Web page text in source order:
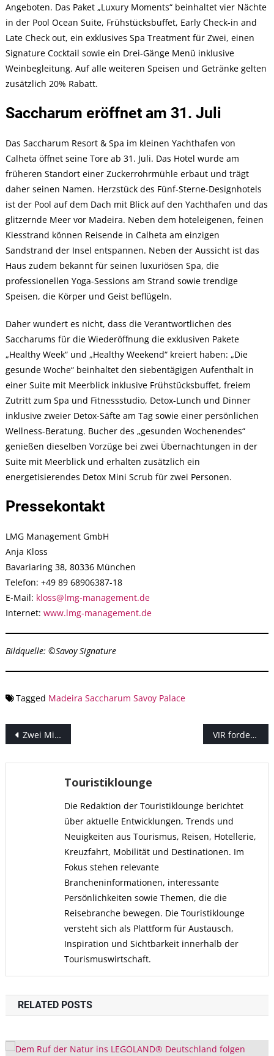
Angeboten. Das Paket „Luxury Moments“ beinhaltet vier Nächte
in der Pool Ocean Suite, Frühstücksbuffet, Early Check-in and
Late Check out, ein exklusives Spa Treatment für Zwei, einen
Signature Cocktail sowie ein Drei-Gänge Menü inklusive
Weinbegleitung. Auf alle weiteren Speisen und Getränke gelten
zusätzlich 20% Rabatt.
Saccharum eröffnet am 31. Juli
Das Saccharum Resort & Spa im kleinen Yachthafen von
Calheta öffnet seine Tore ab 31. Juli. Das Hotel wurde am
früheren Standort einer Zuckerrohrmühle erbaut und trägt
daher seinen Namen. Herzstück des Fünf-Sterne-Designhotels
ist der Pool auf dem Dach mit Blick auf den Yachthafen und das
glitzernde Meer vor Madeira. Neben dem hoteleigenen, feinen
Kiesstrand können Reisende in Calheta am einzigen
Sandstrand der Insel entspannen. Neben der Aussicht ist das
Haus zudem bekannt für seinen luxuriösen Spa, die
professionellen Yoga-Sessions am Strand sowie trendige
Speisen, die Körper und Geist beflügeln.
Daher wundert es nicht, dass die Verantwortlichen des
Saccharums für die Wiederöffnung die exklusiven Pakete
„Healthy Week“ und „Healthy Weekend“ kreiert haben: „Die
gesunde Woche“ beinhaltet den siebentägigen Aufenthalt in
einer Suite mit Meerblick inklusive Frühstücksbuffet, freiem
Zutritt zum Spa und Fitnessstudio, Detox-Lunch und Dinner
inklusive zweier Detox-Säfte am Tag sowie einer persönlichen
Wellness-Beratung. Bucher des „gesunden Wochenendes“
genießen dieselben Vorzüge bei zwei Übernachtungen in der
Suite mit Meerblick und erhalten zusätzlich ein
energetisierendes Detox Mini Scrub für zwei Personen.
Pressekontakt
LMG Management GmbH
Anja Kloss
Bavariaring 38, 80336 München
Telefon: +49 89 68906387-18
E-Mail: kloss@lmg-management.de
Internet: www.lmg-management.de
Bildquelle: ©Savoy Signature
Tagged Madeira Saccharum Savoy Palace
Beitragsnavigation
Zwei Millionen Euro investiert anlässlich 25 Jahre Strandhotel Fischland VIR fordert Lufthansa-Konzern zur raschen Erstattung der zahlreichen noch ausstehenden Ticketkosten auf
Touristiklounge
Die Redaktion der Touristiklounge berichtet
über aktuelle Entwicklungen, Trends und
Neuigkeiten aus Tourismus, Reisen, Hotellerie,
Kreuzfahrt, Mobilität und Destinationen. Im
Fokus stehen relevante
Brancheninformationen, interessante
Persönlichkeiten sowie Themen, die die
Reisebranche bewegen. Die Touristiklounge
versteht sich als Plattform für Austausch,
Inspiration und Sichtbarkeit innerhalb der
Tourismuswirtschaft.
RELATED POSTS